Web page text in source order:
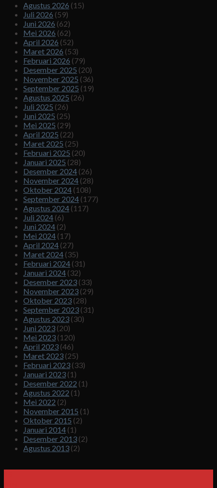
Agustus 2026 (15)
Juli 2026 (59)
Juni 2026 (62)
Mei 2026 (62)
April 2026 (52)
Maret 2026 (53)
Februari 2026 (79)
Desember 2025 (20)
November 2025 (36)
September 2025 (19)
Agustus 2025 (26)
Juli 2025 (26)
Juni 2025 (25)
Mei 2025 (29)
April 2025 (22)
Maret 2025 (25)
Februari 2025 (20)
Januari 2025 (28)
Desember 2024 (26)
November 2024 (28)
Oktober 2024 (108)
September 2024 (177)
Agustus 2024 (117)
Juli 2024 (6)
Juni 2024 (2)
Mei 2024 (17)
April 2024 (27)
Maret 2024 (35)
Februari 2024 (31)
Januari 2024 (32)
Desember 2023 (33)
November 2023 (29)
Oktober 2023 (28)
September 2023 (31)
Agustus 2023 (30)
Juni 2023 (20)
Mei 2023 (120)
April 2023 (46)
Maret 2023 (25)
Februari 2023 (33)
Januari 2023 (1)
Desember 2022 (1)
Agustus 2022 (1)
Mei 2022 (2)
November 2015 (1)
Oktober 2015 (2)
Januari 2014 (1)
Desember 2013 (2)
Agustus 2013 (2)